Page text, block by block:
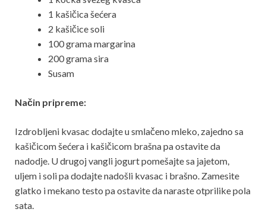
1 kašičica šećera
2 kašičice soli
100 grama margarina
200 grama sira
Susam
Način pripreme:
Izdrobljeni kvasac dodajte u smlačeno mleko, zajedno sa
kašičicom šećera i kašičicom brašna pa ostavite da
nadodje. U drugoj vangli jogurt pomešajte sa jajetom,
uljem i soli pa dodajte nadošli kvasac i brašno. Zamesite
glatko i mekano testo pa ostavite da naraste otprilike pola
sata.